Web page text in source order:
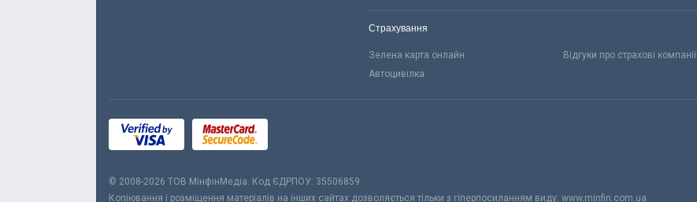
Страхування
Зелена карта онлайн Відгуки про страхові компанії
Автоцивілка
© 2008-2026 ТОВ МiнфiнМедiа. Код ЄДРПОУ: 35506859
Копіювання і розміщення матеріалів на інших сайтах дозволяється тільки з гіперпосиланням виду: www.minfin.com.ua